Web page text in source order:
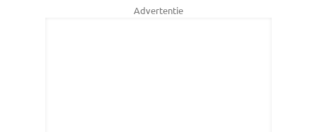
Advertentie